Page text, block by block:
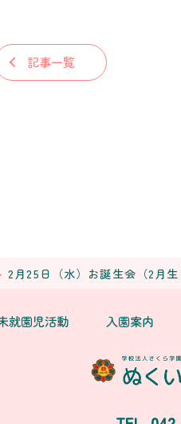
記事一覧
2月25日（水）お誕生会（2月生
就園児活動 入園案内